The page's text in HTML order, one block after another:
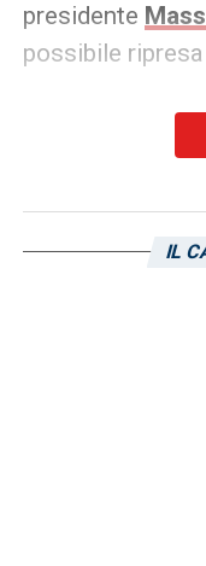
presidente
possibile
«Il Presidente
chiudere il
allenati
IL